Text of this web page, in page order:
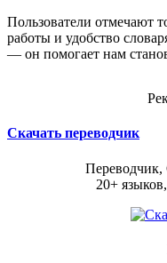
Пользователи отмечают
работы и удобство
— он помогает нам
Скачать переводчик
Переводчик,
20+